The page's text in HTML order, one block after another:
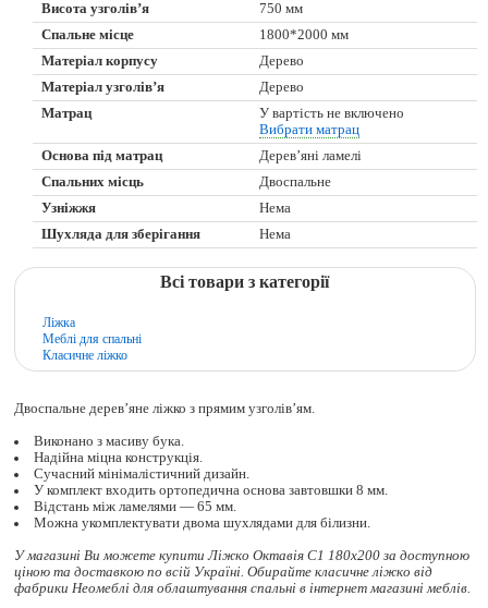
Висота узголів’я
750 мм
Спальне місце
1800*2000 мм
Матеріал корпусу
Дерево
Матеріал узголів’я
Дерево
Матрац
У вартість не включено
Вибрати матрац
Основа під матрац
Дерев’яні ламелі
Спальних місць
Двоспальне
Узніжжя
Нема
Шухляда для зберігання
Нема
Всі товари з категорії
Ліжка
Меблі для спальні
Класичне ліжко
Двоспальне дерев’яне ліжко з прямим узголів’ям.
Виконано з масиву бука.
Надійна міцна конструкція.
Сучасний мінімалістичний дизайн.
У комплект входить ортопедична основа завтовшки 8 мм.
Відстань між ламелями — 65 мм.
Можна укомплектувати двома шухлядами для білизни.
У магазині Ви можете купити Ліжко Октавія С1 180x200 за доступною
ціною та доставкою по всій Україні. Обирайте класичне ліжковід
фабрики Неомеблі для облаштування спальні в інтернет магазині меблів.